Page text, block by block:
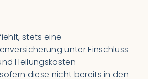
stets eine
unter Einschluss
Heilungskosten
diese nicht bereits in den